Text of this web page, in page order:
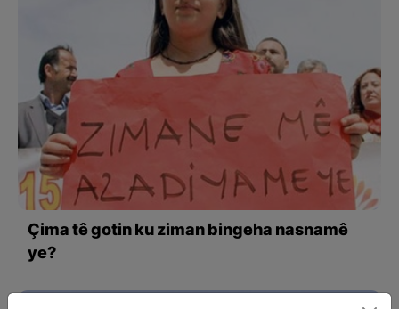
Çima tê gotin ku ziman bingeha nasnamê
ye?